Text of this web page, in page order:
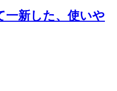
一新した、使いや